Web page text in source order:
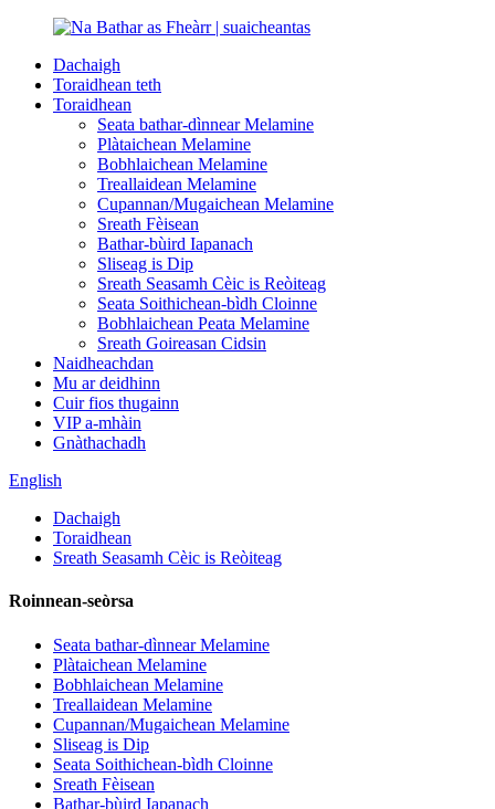
Dachaigh
Toraidhean teth
Toraidhean
Seata bathar-dìnnear Melamine
Plàtaichean Melamine
Bobhlaichean Melamine
Treallaidean Melamine
Cupannan/Mugaichean Melamine
Sreath Fèisean
Bathar-bùird Iapanach
Sliseag is Dip
Sreath Seasamh Cèic is Reòiteag
Seata Soithichean-bìdh Cloinne
Bobhlaichean Peata Melamine
Sreath Goireasan Cidsin
Naidheachdan
Mu ar deidhinn
Cuir fios thugainn
VIP a-mhàin
Gnàthachadh
English
Dachaigh
Toraidhean
Sreath Seasamh Cèic is Reòiteag
Roinnean-seòrsa
Seata bathar-dìnnear Melamine
Plàtaichean Melamine
Bobhlaichean Melamine
Treallaidean Melamine
Cupannan/Mugaichean Melamine
Sliseag is Dip
Seata Soithichean-bìdh Cloinne
Sreath Fèisean
Bathar-bùird Iapanach